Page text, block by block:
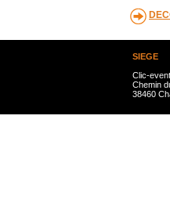
SIEGE
Clic-
Chemin
38460